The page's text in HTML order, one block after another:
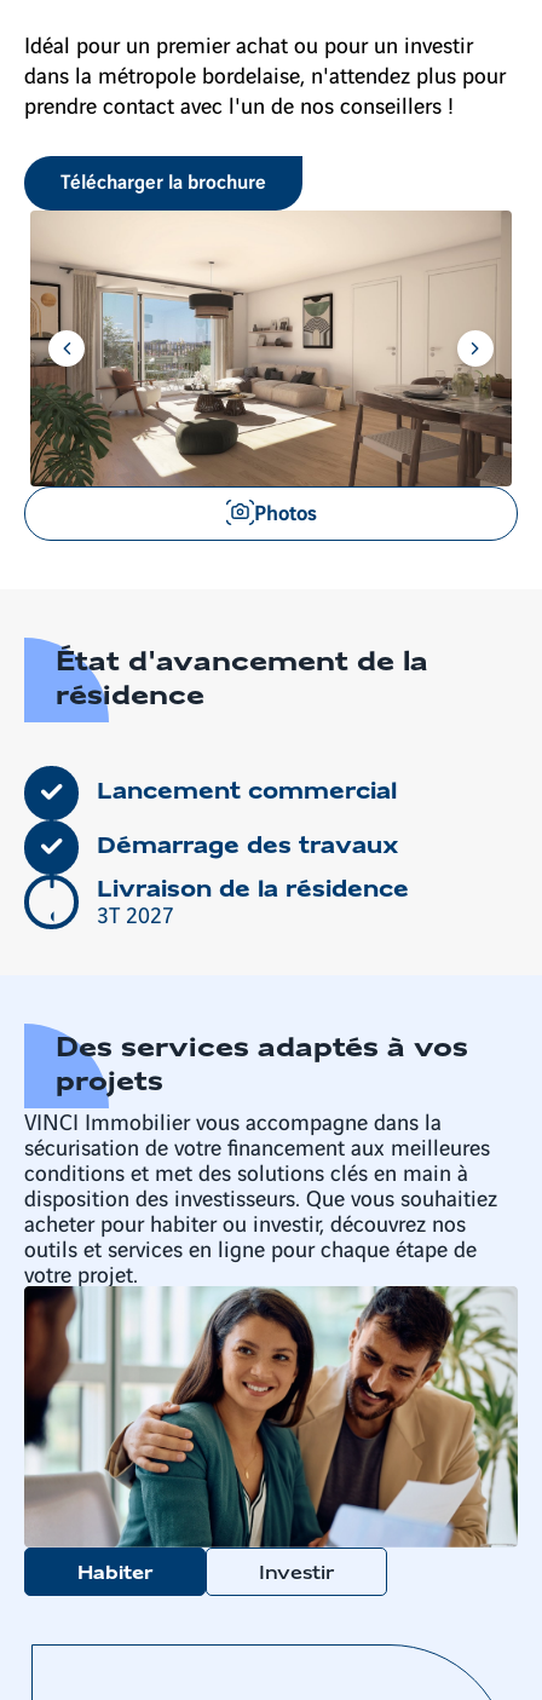
Idéal pour un premier achat ou pour un investir
dans la métropole bordelaise, n'attendez plus pour
prendre contact avec l'un de nos conseillers !
Télécharger la brochure
Aller
l'item
précédent
Aller
à
l'item
suivant
Voir
les
Photos
État d'avancement de la
résidence
Lancement commercial
Démarrage des travaux
Livraison de la résidence
3T 2027
Des services adaptés à vos
projets
VINCI Immobilier vous accompagne dans la
sécurisation de votre financement aux meilleures
conditions et met des solutions clés en main à
disposition des investisseurs. Que vous souhaitiez
acheter pour habiter ou investir, découvrez nos
outils et services en ligne pour chaque étape de
votre projet.
Habiter Investir